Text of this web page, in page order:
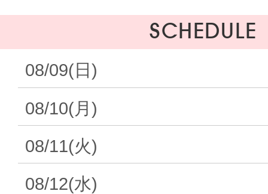
SCHEDULE
08/09(日)
08/10(月)
08/11(火)
08/12(水)